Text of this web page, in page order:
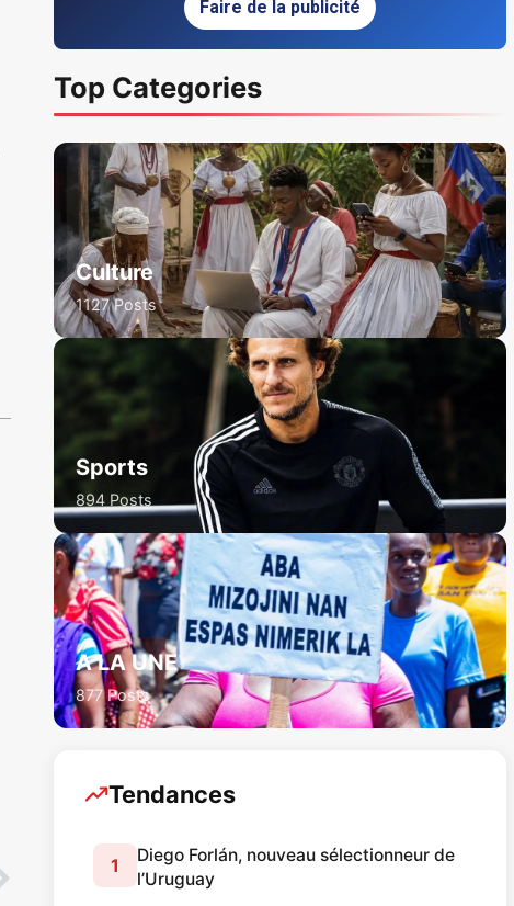
Faire de la publicité
Top Categories
Culture
1127 Posts
Sports
894 Posts
A LA UNE
877 Posts
Tendances
1
Diego Forlán, nouveau sélectionneur de
l’Uruguay